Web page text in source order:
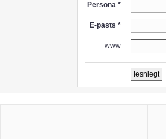
Persona *
E-pasts *
www